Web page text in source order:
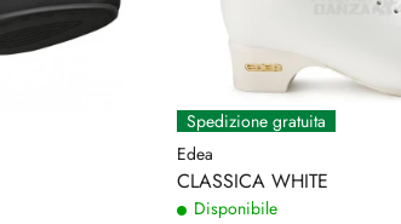
Spedizione gratuita
Edea
CLASSICA WHITE
Disponibile